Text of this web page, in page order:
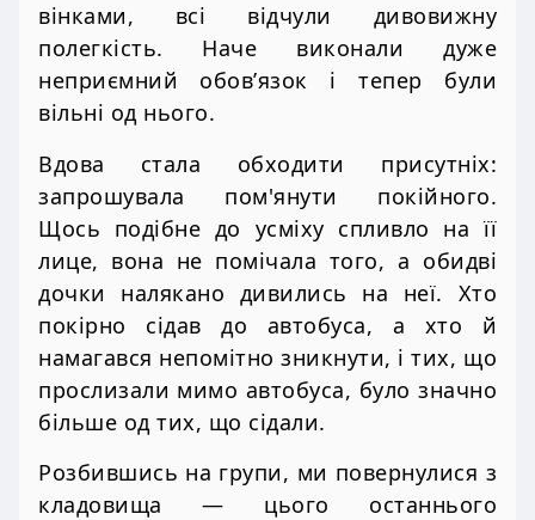
вінками, всі відчули дивовижну
полегкість. Наче виконали дуже
неприємний обов’язок і тепер були
вільні од нього.
Вдова стала обходити присутніх:
запрошувала пом'янути покійного.
Щось подібне до усміху спливло на її
лице, вона не помічала того, а обидві
дочки налякано дивились на неї. Хто
покірно сідав до автобуса, а хто й
намагався непомітно зникнути, і тих, що
прослизали мимо автобуса, було значно
більше од тих, що сідали.
Розбившись на групи, ми повернулися з
кладовища — цього останнього